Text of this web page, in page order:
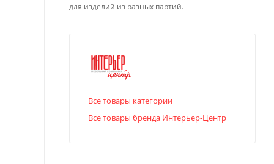
для изделий из разных партий.
Все товары категории
Все товары бренда Интерьер-Центр